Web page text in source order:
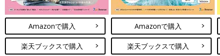
Amazonで購入
楽天ブックスで購入
Amazonで購入
楽天ブックスで購入